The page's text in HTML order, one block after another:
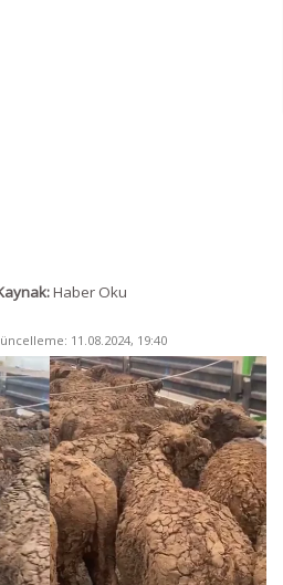
Haber Oku
11.08.2024, 19:40